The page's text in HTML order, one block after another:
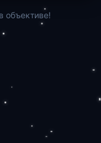
объективе!